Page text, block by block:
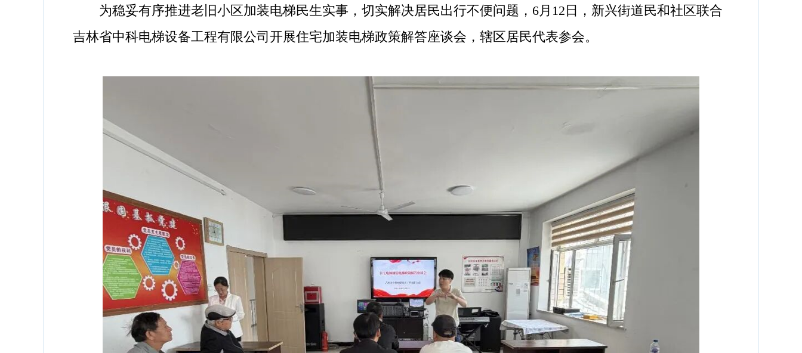
为稳妥有序推进老旧小区加装电梯民生实事，切实解决居民出行不便问题，6月12日，新兴街道民和社区联合
吉林省中科电梯设备工程有限公司开展住宅加装电梯政策解答座谈会，辖区居民代表参会。